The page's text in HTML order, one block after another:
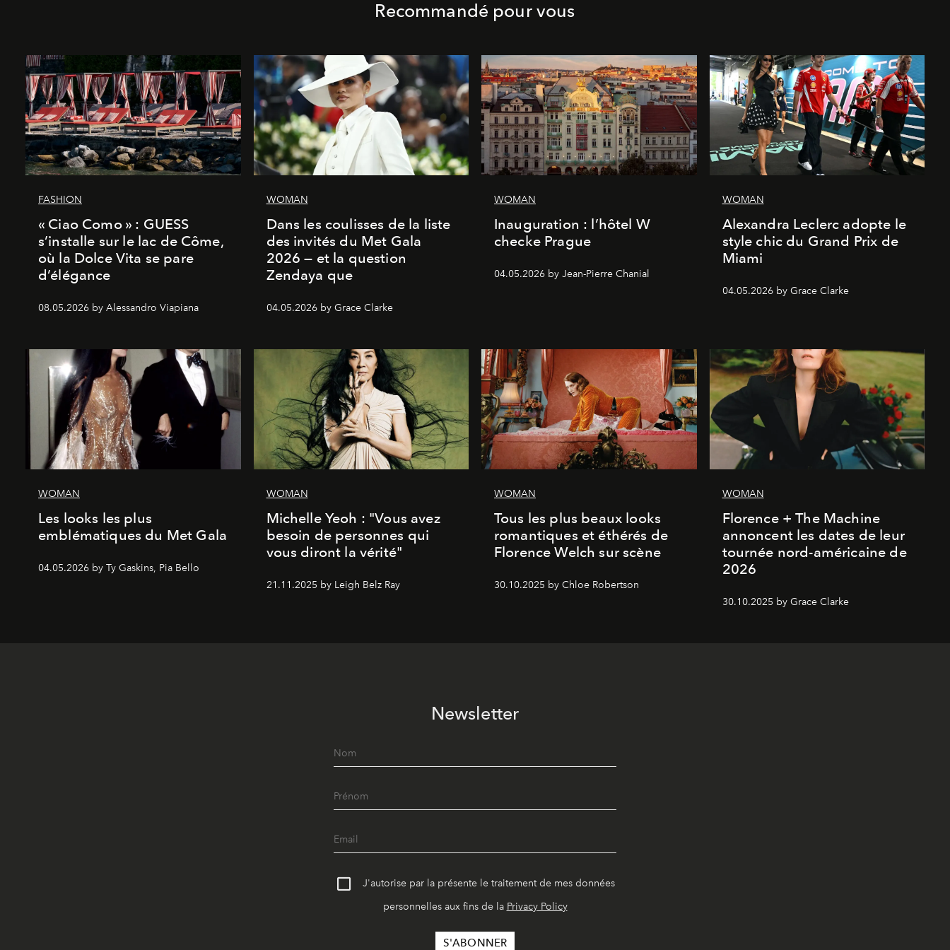
Recommandé pour vous
FASHION
« Ciao Como » : GUESS
s’installe sur le lac de Côme,
où la Dolce Vita se pare
d’élégance
08.05.2026 by Alessandro Viapiana
WOMAN
Dans les coulisses de la liste
des invités du Met Gala
2026 — et la question
Zendaya que
04.05.2026 by Grace Clarke
WOMAN
Inauguration : l’hôtel W
checke Prague
04.05.2026 by Jean-Pierre Chanial
WOMAN
Alexandra Leclerc adopte le
style chic du Grand Prix de
Miami
04.05.2026 by Grace Clarke
WOMAN
Les looks les plus
emblématiques du Met Gala
04.05.2026 by Ty Gaskins, Pia Bello
WOMAN
Michelle Yeoh : "Vous avez
besoin de personnes qui
vous diront la vérité"
21.11.2025 by Leigh Belz Ray
WOMAN
Tous les plus beaux looks
romantiques et éthérés de
Florence Welch sur scène
30.10.2025 by Chloe Robertson
WOMAN
Florence + The Machine
annoncent les dates de leur
tournée nord-américaine de
2026
30.10.2025 by Grace Clarke
Newsletter
J'autorise par la présente le traitement de mes données
personnelles aux fins de la Privacy Policy